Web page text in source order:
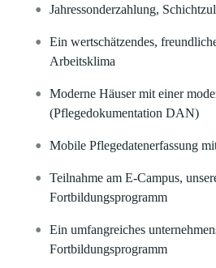
Jahressonderzahlung,
Ein wertschätzendes,
Arbeitsklima
Moderne Häuser mit einer
(Pflegedokumentation DAN)
Mobile Pflegedatenerfassung
Teilnahme am E-Campus,
Fortbildungsprogramm
Ein umfangreiches
Fortbildungsprogramm